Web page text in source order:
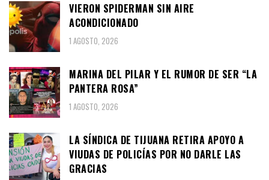
VIERON SPIDERMAN SIN AIRE
ACONDICIONADO
1 AGOSTO, 2026
MARINA DEL PILAR Y EL RUMOR DE SER “LA
PANTERA ROSA”
1 AGOSTO, 2026
LA SÍNDICA DE TIJUANA RETIRA APOYO A
VIUDAS DE POLICÍAS POR NO DARLE LAS
GRACIAS